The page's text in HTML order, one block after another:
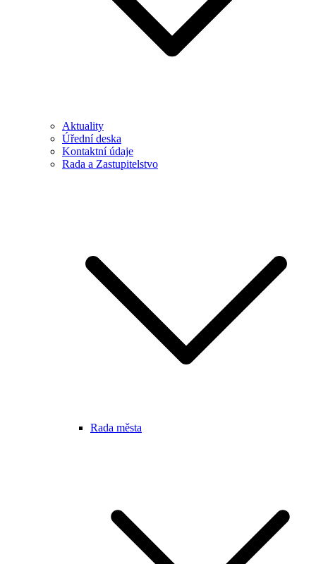
Aktuality
Úřední deska
Kontaktní údaje
Rada a Zastupitelstvo
Rada města